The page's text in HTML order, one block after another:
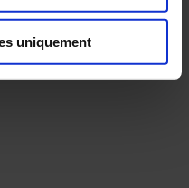
uniquement